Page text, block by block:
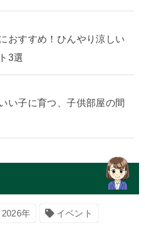
おすすめ！ひんやり涼しい
3選
い子に育つ、子供部屋の間
2026年 イベント